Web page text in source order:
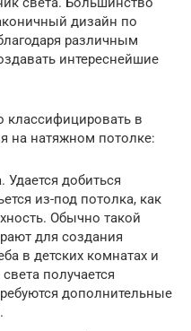
дизайн по
различным
интереснейшие
в
на натяжном потолке:
добиться
из-под потолка, как
Обычно такой
для создания
в детских комнатах и
получается
дополнительные